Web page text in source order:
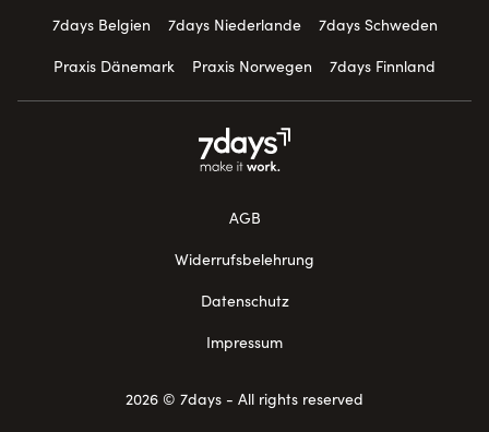
7days Belgien
7days Niederlande
7days Schweden
Praxis Dänemark
Praxis Norwegen 7days Finnland
AGB
Widerrufsbelehrung
Datenschutz
Impressum
2026 © 7days - All rights reserved